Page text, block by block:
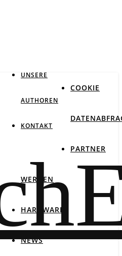
UNSERE
AUTHOREN
KONTAKT
COOKIE
PARTNER
WERDEN
HARDWARE
NEWS